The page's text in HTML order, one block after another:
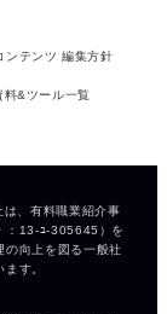
ンテンツ 編集方針
料&ツール一覧